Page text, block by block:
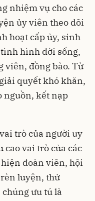
nhiệm vụ cho các
ủy viên theo dõi
hoạt cấp ủy, sinh
hình đời sống,
viên, đồng bào. Từ
quyết khó khăn,
nguồn, kết nạp
trò của người uy
cao vai trò của các
đoàn viên, hội
luyện, thử
ưu tú là